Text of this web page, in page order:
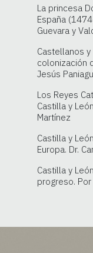
La princesa
España
Guevara y
Castellanos
colonización
Jesús
Los Reyes
Castilla y
Martínez
Castilla y
Europa. Dr.
Castilla y
progreso.